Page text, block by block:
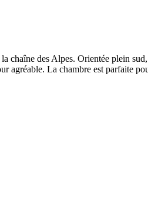
chaîne des Alpes. Orientée plein
La chambre est parfaite